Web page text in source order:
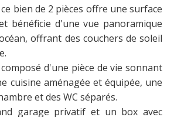
bien de 2 pièces offre une surface
bénéficie d'une vue panoramique
offrant des couchers de soleil
d'une pièce de vie sonnant
cuisine aménagée et équipée, une
et des WC séparés.
garage privatif et un box avec